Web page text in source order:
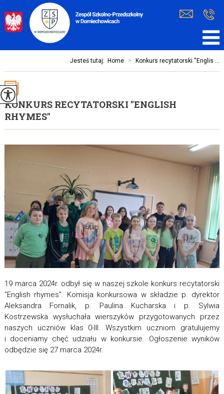
Jesteś tutaj: Home > Konkurs recytatorski ''Englis ...
KONKURS RECYTATORSKI ''ENGLISH
RHYMES''
19 marca 2024r. odbył się w naszej szkole konkurs recytatorski
"English rhymes". Komisja konkursowa w składzie p. dyrektor
Aleksandra Fornalik, p. Paulina Kucharska i p. Sylwia
Kostrzewska wysłuchała wierszyków przygotowanych przez
naszych uczniów klas 0-III. Wszystkim uczniom gratulujemy
i doceniamy chęć udziału w konkursie. Ogłoszenie wyników
odbędzie się 27 marca 2024r.